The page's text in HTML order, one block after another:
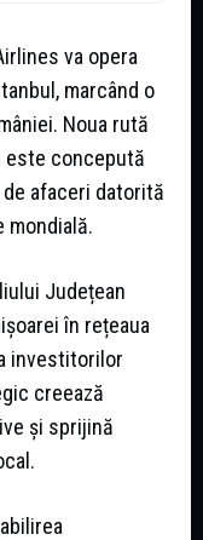
va opera
marcând o
Noua rută
este concepută
afaceri datorită
mondială.
Județean
în rețeaua
investitorilor
creează
și sprijină